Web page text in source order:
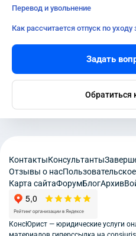
Перевод и увольнение
Как рассчитается отпуск по
Задать
Обратиться
КонтактыКонсультанты
Отзывы о нас
Карта сайтаФорумБлогАрхив
КонсЮрист — юридические услуги